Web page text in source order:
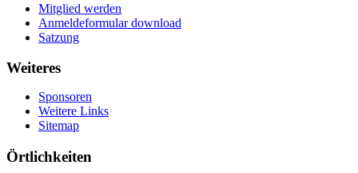
Mitglied werden
Anmeldeformular download
Satzung
Weiteres
Sponsoren
Weitere Links
Sitemap
Örtlichkeiten